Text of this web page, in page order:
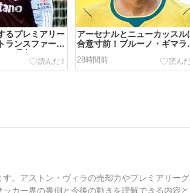
るプレミアリー
ランスファーマ
の理由。
アーセナルとニューカッスル
合意寸前！ブルーノ・ギマラ
イスはメディカルチェックへ
28時間前
。アストン・ヴィラの売却力やプレミアリーグ
カー界の裏側と今後の動きを理解できる内容と